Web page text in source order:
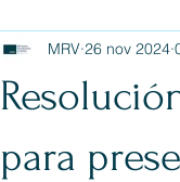
para
MRV 26 nov 2024